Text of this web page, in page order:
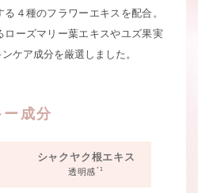
４種のフラワーエキスを配合。
ローズマリー葉エキスやユズ果実
ケア成分を厳選しました。
ー成分
シャクヤク根エキス
透明感 *1